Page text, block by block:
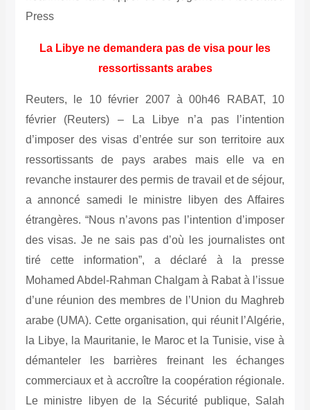
Press
La Libye ne demandera pas de visa pour les
ressortissants arabes
Reuters, le 10 février 2007 à 00h46 RABAT, 10
février (Reuters) – La Libye n’a pas l’intention
d’imposer des visas d’entrée sur son territoire aux
ressortissants de pays arabes mais elle va en
revanche instaurer des permis de travail et de séjour,
a annoncé samedi le ministre libyen des Affaires
étrangères. “Nous n’avons pas l’intention d’imposer
des visas. Je ne sais pas d’où les journalistes ont
tiré cette information”, a déclaré à la presse
Mohamed Abdel-Rahman Chalgam à Rabat à l’issue
d’une réunion des membres de l’Union du Maghreb
arabe (UMA). Cette organisation, qui réunit l’Algérie,
la Libye, la Mauritanie, le Maroc et la Tunisie, vise à
démanteler les barrières freinant les échanges
commerciaux et à accroître la coopération régionale.
Le ministre libyen de la Sécurité publique, Salah